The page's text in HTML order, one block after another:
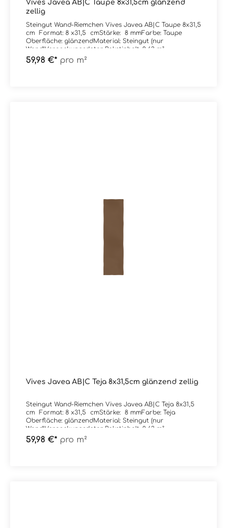
Vives Javea AB|C Taupe 8x31,5cm glänzend
zellig
Steingut Wand-Riemchen Vives Javea AB|C Taupe 8x31,5
cm Format: 8 x31,5 cmStärke: 8 mmFarbe: Taupe
Oberfläche: glänzendMaterial: Steingut (nur
Wand)Verpackungsdaten:Paketinhalt: 0,63 m²
59,98 €* pro m²
Vives Javea AB|C Teja 8x31,5cm glänzend zellig
Steingut Wand-Riemchen Vives Javea AB|C Teja 8x31,5
cm Format: 8 x31,5 cmStärke: 8 mmFarbe: Teja
Oberfläche: glänzendMaterial: Steingut (nur
Wand)Verpackungsdaten:Paketinhalt: 0,63 m²
59,98 €* pro m²